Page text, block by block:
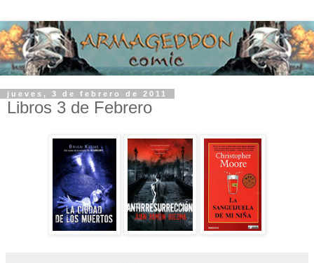
jueves, 3 de febrero de 2011
Libros 3 de Febrero